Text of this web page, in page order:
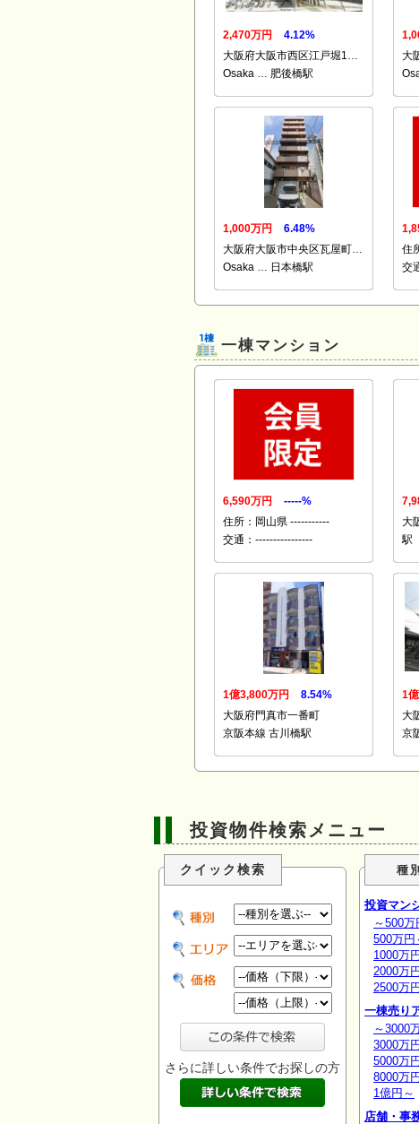
2,470万円
4.12%
大阪府大阪市西区江戸堀1…
Osaka … 肥後橋駅
大
1,000万円
6.48%
大阪府大阪市中央区瓦屋町…
Osaka … 日本橋駅
住
交
一棟マンション
6,590万円
-----%
住所：岡山県 -----------
交通：----------------
大
駅
1億3,800万円
8.54%
大阪府門真市一番町
京阪本線 古川橋駅
1
大
京
投資物件検索メニュー
クイック検索
さらに詳しい条件でお探しの方
種
投資マン
～500万
500万円
1000万
2000万
2500万
一棟売り
～3000
3000万
5000万
8000万
1億円～
店舗・事